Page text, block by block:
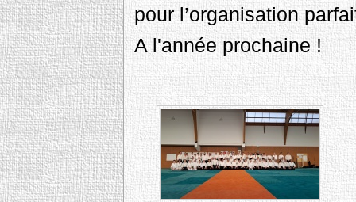
pour l’organisation
A l'année prochaine !